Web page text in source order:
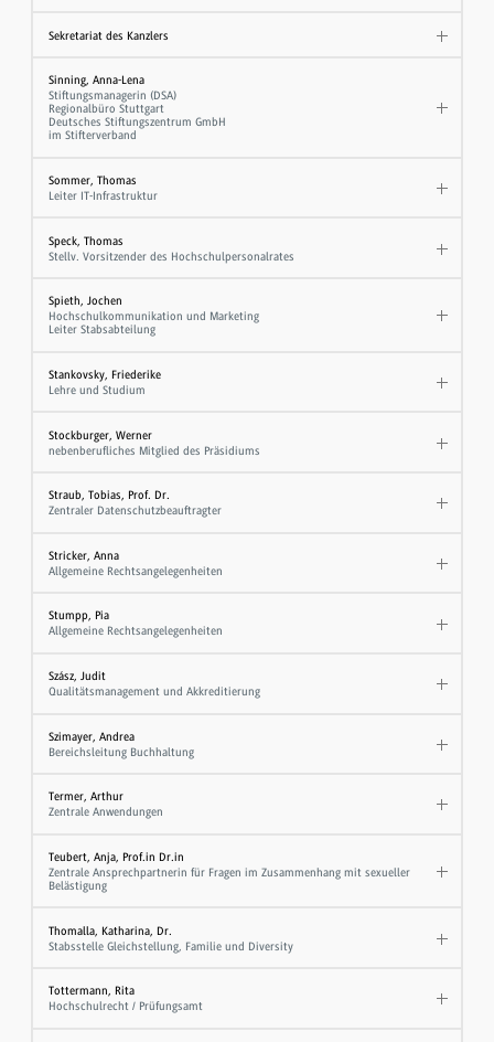
Sekretariat des Kanzlers
Sinning, Anna-Lena
Stiftungsmanagerin (DSA)
Regionalbüro Stuttgart
Deutsches Stiftungszentrum GmbH
im Stifterverband
Sommer, Thomas
Leiter IT-Infrastruktur
Speck, Thomas
Stellv. Vorsitzender des Hochschulpersonalrates
Spieth, Jochen
Hochschulkommunikation und Marketing
Leiter Stabsabteilung
Stankovsky, Friederike
Lehre und Studium
Stockburger, Werner
nebenberufliches Mitglied des Präsidiums
Straub, Tobias, Prof. Dr.
Zentraler Datenschutzbeauftragter
Stricker, Anna
Allgemeine Rechtsangelegenheiten
Stumpp, Pia
Allgemeine Rechtsangelegenheiten
Szász, Judit
Qualitätsmanagement und Akkreditierung
Szimayer, Andrea
Bereichsleitung Buchhaltung
Termer, Arthur
Zentrale Anwendungen
Teubert, Anja, Prof.in Dr.in
Zentrale Ansprechpartnerin für Fragen im Zusammenhang mit sexueller
Belästigung
Thomalla, Katharina, Dr.
Stabsstelle Gleichstellung, Familie und Diversity
Tottermann, Rita
Hochschulrecht / Prüfungsamt